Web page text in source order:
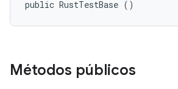
public RustTestBase ()
Métodos públicos